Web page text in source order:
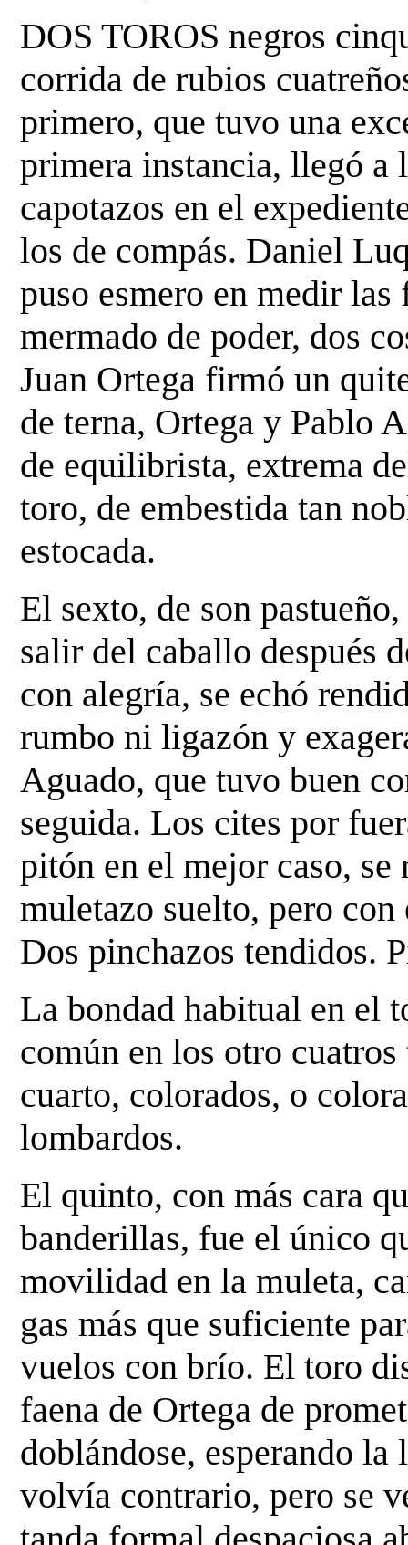
DOS TOROS negros
corrida de rubios
primero, que tuvo una
primera instancia, llegó a
capotazos en el
los de compás. Daniel
puso esmero en medir
mermado de poder, dos
Juan Ortega firmó un
de terna, Ortega y Pablo
de equilibrista, extrema
toro, de embestida tan
estocada.
El sexto, de son
salir del caballo después
con alegría, se echó
rumbo ni ligazón y
Aguado, que tuvo buen
seguida. Los cites por
pitón en el mejor caso,
muletazo suelto, pero
Dos pinchazos tendidos.
La bondad habitual en el
común en los otro
cuarto, colorados, o
lombardos.
El quinto, con más cara
banderillas, fue el único
movilidad en la muleta,
gas más que suficiente
vuelos con brío. El toro
faena de Ortega de
doblándose, esperando la
volvía contrario, pero se